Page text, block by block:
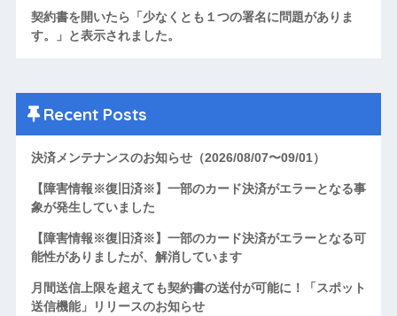
契約書を開いたら「少なくとも１つの署名に問題がありま
す。」と表示されました。
Recent Posts
決済メンテナンスのお知らせ（2026/08/07〜09/01）
【障害情報※復旧済※】一部のカード決済がエラーとなる事
象が発生していました
【障害情報※復旧済※】一部のカード決済がエラーとなる可
能性がありましたが、解消しています
月間送信上限を超えても契約書の送付が可能に！「スポット
送信機能」リリースのお知らせ